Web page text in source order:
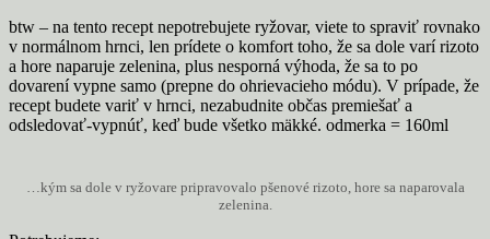
btw – na tento recept nepotrebujete ryžovar, viete to spraviť rovnako
v normálnom hrnci, len prídete o komfort toho, že sa dole varí rizoto
a hore naparuje zelenina, plus nesporná výhoda, že sa to po
dovarení vypne samo (prepne do ohrievacieho módu). V prípade, že
recept budete variť v hrnci, nezabudnite občas premiešať a
odsledovať-vypnúť, keď bude všetko mäkké. odmerka = 160ml
…kým sa dole v ryžovare pripravovalo pšenové rizoto, hore sa naparovala
zelenina.